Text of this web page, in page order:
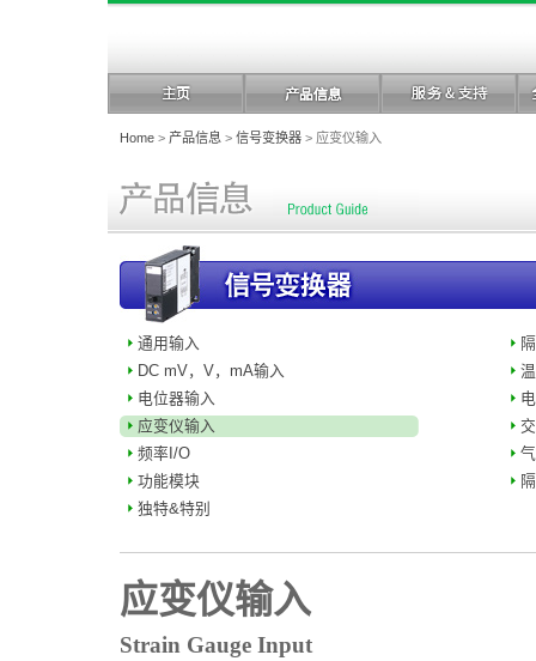
Home > 产品信息 > 信号变换器 > 应变仪输入
通用输入
DC mV，V，mA输入
电位器输入
应变仪输入
频率I/O
功能模块
独特&特别
应变仪输入
Strain Gauge Input